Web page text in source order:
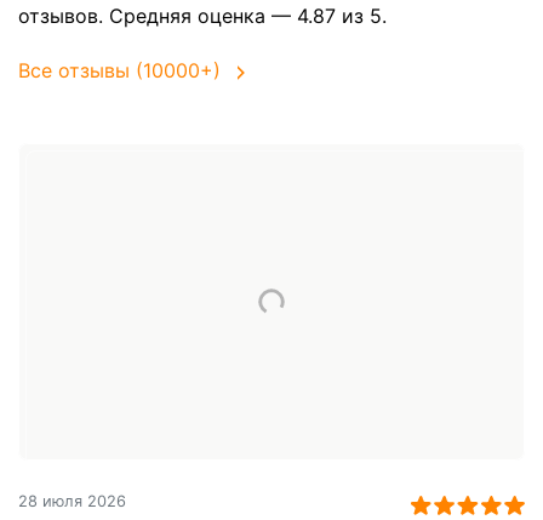
отзывов. Средняя оценка — 4.87 из 5.
Все отзывы (10000+)
28 июля 2026